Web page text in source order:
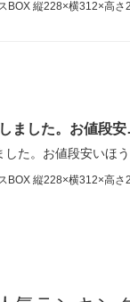
BOX 縦228×横312×高
ました。お値段
た。お値段安いほ
BOX 縦228×横312×高